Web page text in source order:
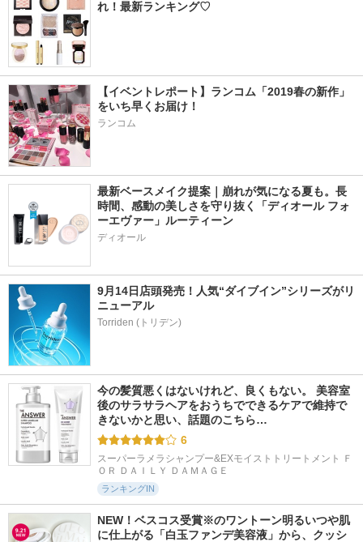
れ！最新ランキング♡
【イベントレポート】ランコム「2019春の新作」
をいち早くお届け！
ランコム
最新ベースメイク提案｜崩れが気になる夏も。長
時間、感動の美しさを守り抜く「ディオール フォ
ーエヴァー」ルーティーン
ディオール
9月14日店頭発売！人気“ダイブイン”シリーズがリ
ニューアル
今の髪質悪くはないけれど、良くもない。 美容室
後のサラサラヘアをおうちでできるケアで維持で
きないかと思い、話題のこちら…
6
スーパーラメラシャンプー&EXモイストトリートメント Ｆ
ＯＲ ＤＡＩＬＹ ＤＡＭＡＧＥ
ランキングIN
NEW！ベスコス受賞※のワントーン明るいつや肌
に仕上がる「白玉ファンデ美容液」から、クッシ